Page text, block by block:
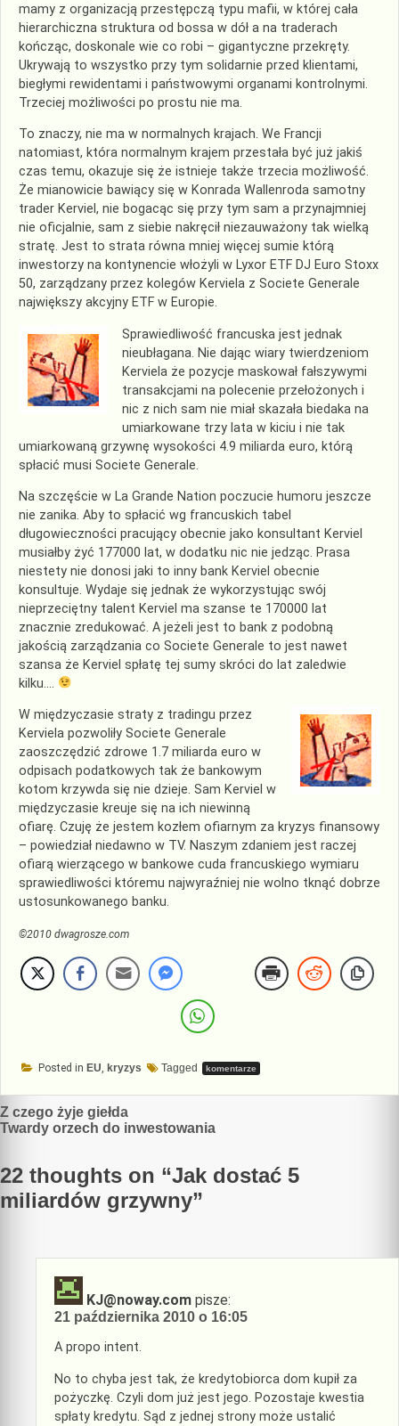
mamy z organizacją przestępczą typu mafii, w której cała
hierarchiczna struktura od bossa w dół a na traderach
kończąc, doskonale wie co robi – gigantyczne przekręty.
Ukrywają to wszystko przy tym solidarnie przed klientami,
biegłymi rewidentami i państwowymi organami kontrolnymi.
Trzeciej możliwości po prostu nie ma.
To znaczy, nie ma w normalnych krajach. We Francji
natomiast, która normalnym krajem przestała być już jakiś
czas temu, okazuje się że istnieje także trzecia możliwość.
Że mianowicie bawiący się w Konrada Wallenroda samotny
trader Kerviel, nie bogacąc się przy tym sam a przynajmniej
nie oficjalnie, sam z siebie nakręcił niezauważony tak wielką
stratę. Jest to strata równa mniej więcej sumie którą
inwestorzy na kontynencie włożyli w Lyxor ETF DJ Euro Stoxx
50, zarządzany przez kolegów Kerviela z Societe Generale
największy akcyjny ETF w Europie.
Sprawiedliwość francuska jest jednak
nieubłagana. Nie dając wiary twierdzeniom
Kerviela że pozycje maskował fałszywymi
transakcjami na polecenie przełożonych i
nic z nich sam nie miał skazała biedaka na
umiarkowane trzy lata w kiciu i nie tak
umiarkowaną grzywnę wysokości 4.9 miliarda euro, którą
spłacić musi Societe Generale.
Na szczęście w La Grande Nation poczucie humoru jeszcze
nie zanika. Aby to spłacić wg francuskich tabel
długowieczności pracujący obecnie jako konsultant Kerviel
musiałby żyć 177000 lat, w dodatku nic nie jedząc. Prasa
niestety nie donosi jaki to inny bank Kerviel obecnie
konsultuje. Wydaje się jednak że wykorzystując swój
nieprzeciętny talent Kerviel ma szanse te 170000 lat
znacznie zredukować. A jeżeli jest to bank z podobną
jakością zarządzania co Societe Generale to jest nawet
szansa że Kerviel spłatę tej sumy skróci do lat zaledwie
kilku….
W międzyczasie straty z tradingu przez
Kerviela pozwoliły Societe Generale
zaoszczędzić zdrowe 1.7 miliarda euro w
odpisach podatkowych tak że bankowym
kotom krzywda się nie dzieje. Sam Kerviel w
międzyczasie kreuje się na ich niewinną
ofiarę. Czuję że jestem kozłem ofiarnym za kryzys finansowy
– powiedział niedawno w TV. Naszym zdaniem jest raczej
ofiarą wierzącego w bankowe cuda francuskiego wymiaru
sprawiedliwości któremu najwyraźniej nie wolno tknąć dobrze
ustosunkowanego banku.
©2010 dwagrosze.com
Posted in EU, kryzys Tagged komentarze
Nawigacja
wpisu
Z czego żyje giełda
Twardy orzech do inwestowania
22 thoughts on “Jak dostać 5
miliardów grzywny”
KJ@noway.com pisze:
21 października 2010 o 16:05
A propo intent.
No to chyba jest tak, że kredytobiorca dom kupił za
pożyczkę. Czyli dom już jest jego. Pozostaje kwestia
spłaty kredytu. Sąd z jednej strony może ustalić